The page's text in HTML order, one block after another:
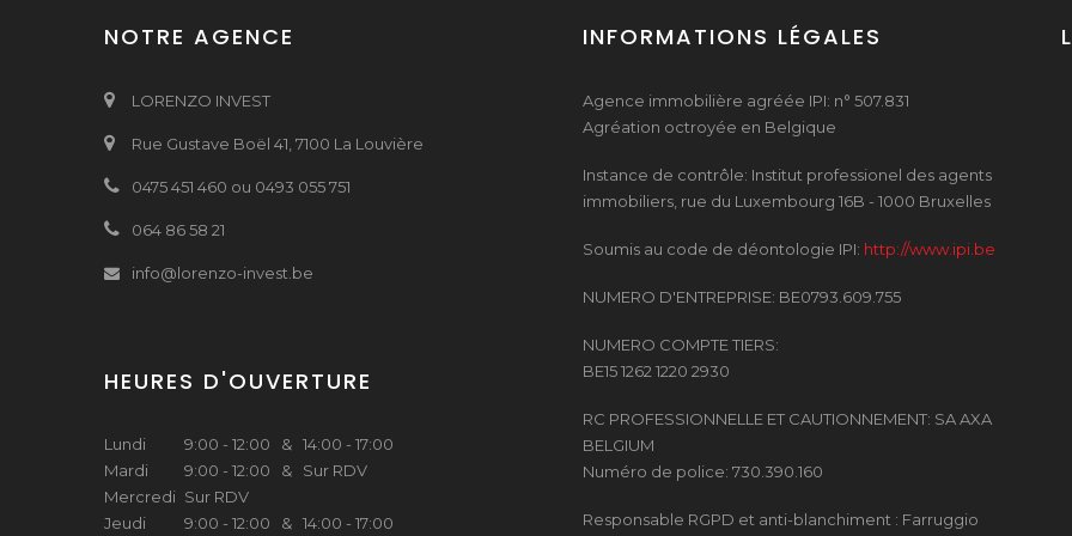
NOTRE AGENCE
LORENZO INVEST
Rue Gustave Boël 41, 7100 La Louvière
0475 451 460 ou 0493 055 751
064 86 58 21
info@lorenzo-invest.be
HEURES D'OUVERTURE
Lundi
Mardi
Mercredi
Jeudi
9:00 - 12:00 & 14:00 - 17:00
9:00 - 12:00 & Sur RDV
Sur RDV
9:00 - 12:00 & 14:00 - 17:00
INFORMATIONS LÉGALES
Agence immobilière agréée IPI: n° 507.831
Agréation octroyée en Belgique
Instance de contrôle: Institut professionel des agents
immobiliers, rue du Luxembourg 16B - 1000 Bruxelles
Soumis au code de déontologie IPI: http://www.ipi.be
NUMERO D'ENTREPRISE: BE0793.609.755
NUMERO COMPTE TIERS:
BE15 1262 1220 2930
RC PROFESSIONNELLE ET CAUTIONNEMENT: SA AXA
BELGIUM
Numéro de police: 730.390.160
Responsable RGPD et anti-blanchiment : Farruggio